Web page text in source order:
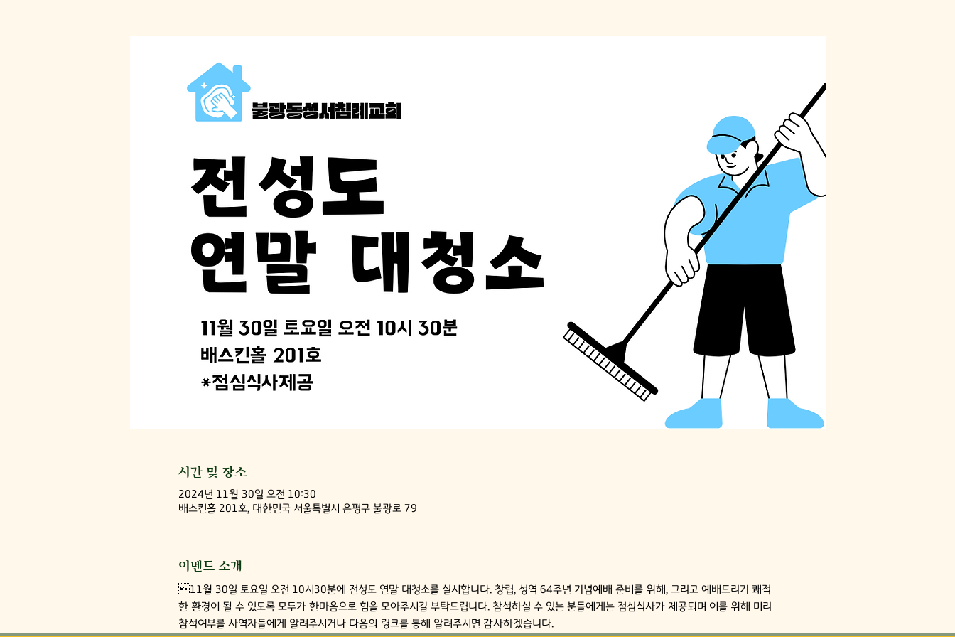
시간 및 장소
2024년 11월 30일 오전 10:30
배스킨홀 201호, 대한민국 서울특별시 은평구 불광로 79
이벤트 소개
11월 30일 토요일 오전 10시30분에 전성도 연말 대청소를 실시합니다. 창립, 성역 64주년 기념예배 준비를 위해, 그리고 예배드리기 쾌적
한 환경이 될 수 있도록 모두가 한마음으로 힘을 모아주시길 부탁드립니다. 참석하실 수 있는 분들에게는 점심식사가 제공되며 이를 위해 미리
참석여부를 사역자들에게 알려주시거나 다음의 링크를 통해 알려주시면 감사하겠습니다.